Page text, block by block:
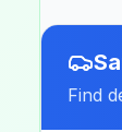
Find